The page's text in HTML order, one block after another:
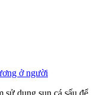
ở người
sử dụng sụn cá sấu để